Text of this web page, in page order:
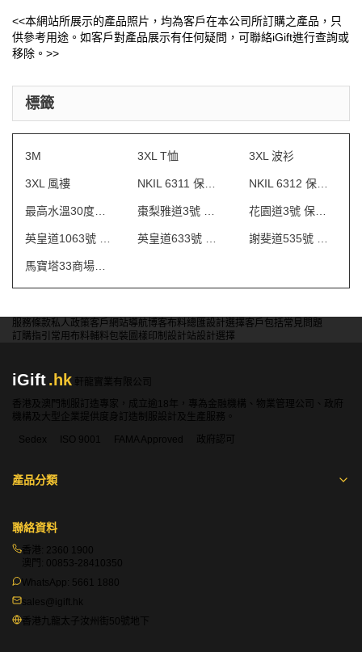
<<本網站所展示的產品照片，均為客戶在本公司所訂購之產品，只
供參考用途。如客戶對產品展示有任何疑問，可聯絡iGift進行查詢或
移除。>>
標籤
3M 3XL T恤 3XL 波衫
3XL 風褸 NKIL 6311 保安制服
服務條款私人政策客戶 網站導航博客布料總匯設計選擇客戶包括常見問題
訂購指引 常用布料輔料包裝 圖樣印制 設計站設計選擇
iGift.hk
軒龍實業有限公司
香港及澳門制服訂造專家，成立逾18年，專為金融機構、物業管理公司、政府
機構及大型企業提供度身訂造制服設計及生產服務。
Sedex
ISO 9001 FAMA Approved 政府認可
產品分類
聯絡資料
香港: 2360 1900
澳門: 00853-28410350
WhatsApp: 5661 1880
sales@igift.hk
香港九龍太子汝州街50號地下